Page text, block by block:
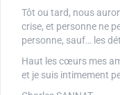
Tôt ou tard, nous
crise, et personne ne
personne, sauf… les
Haut les cœurs mes
et je suis intimement